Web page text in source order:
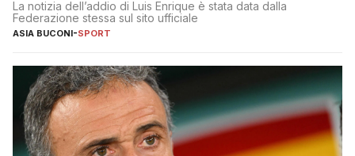
La notizia dell’addio di Luis Enrique è stata data dalla
Federazione stessa sul sito ufficiale
ASIA BUCONI-SPORT